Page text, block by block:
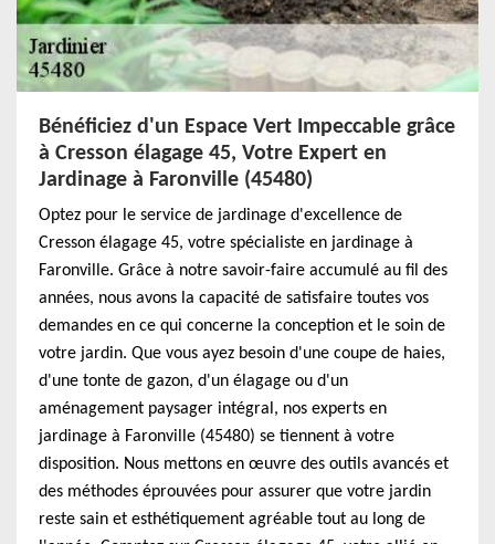
Bénéficiez d'un Espace Vert Impeccable grâce
à Cresson élagage 45, Votre Expert en
Jardinage à Faronville (45480)
Optez pour le service de jardinage d'excellence de
Cresson élagage 45, votre spécialiste en jardinage à
Faronville. Grâce à notre savoir-faire accumulé au fil des
années, nous avons la capacité de satisfaire toutes vos
demandes en ce qui concerne la conception et le soin de
votre jardin. Que vous ayez besoin d'une coupe de haies,
d'une tonte de gazon, d'un élagage ou d'un
aménagement paysager intégral, nos experts en
jardinage à Faronville (45480) se tiennent à votre
disposition. Nous mettons en œuvre des outils avancés et
des méthodes éprouvées pour assurer que votre jardin
reste sain et esthétiquement agréable tout au long de